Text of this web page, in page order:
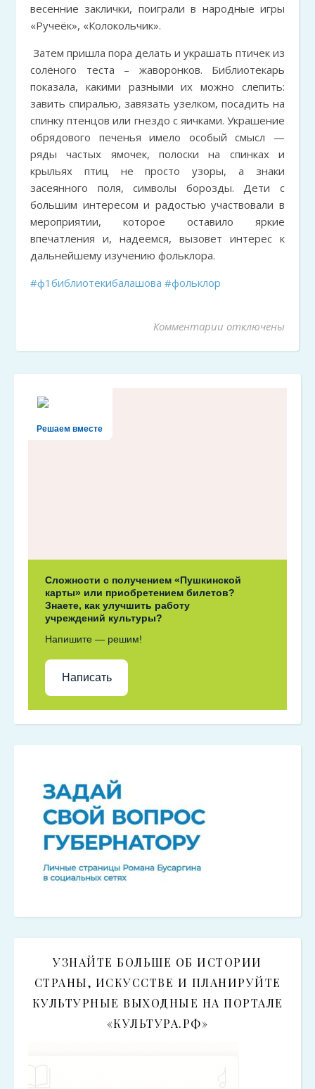
весенние заклички, поиграли в народные игры
«Ручеёк», «Колокольчик».
Затем пришла пора делать и украшать птичек из
солёного теста – жаворонков. Библиотекарь
показала, какими разными их можно слепить:
завить спиралью, завязать узелком, посадить на
спинку птенцов или гнездо с яичками. Украшение
обрядового печенья имело особый смысл —
ряды частых ямочек, полоски на спинках и
крыльях птиц не просто узоры, а знаки
засеянного поля, символы борозды. Дети с
большим интересом и радостью участвовали в
мероприятии, которое оставило яркие
впечатления и, надеемся, вызовет интерес к
дальнейшему изучению фольклора.
#ф1библиотекибалашова #фольклор
Комментарии к записи
отключены
Решаем вместе
Сложности с получением «Пушкинской
карты» или приобретением билетов?
Знаете, как улучшить работу
учреждений культуры?
Напишите — решим!
Написать
УЗНАЙТЕ БОЛЬШЕ ОБ ИСТОРИИ
СТРАНЫ, ИСКУССТВЕ И ПЛАНИРУЙТЕ
КУЛЬТУРНЫЕ ВЫХОДНЫЕ НА ПОРТАЛЕ
«КУЛЬТУРА.РФ»